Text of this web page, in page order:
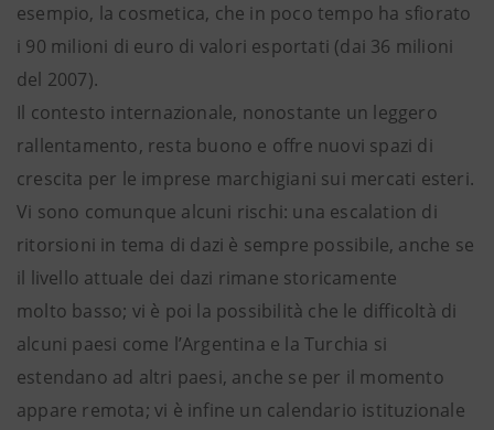
esempio, la cosmetica, che in poco tempo ha sfiorato
i 90 milioni di euro di valori esportati (dai 36 milioni
del 2007).
Il contesto internazionale, nonostante un leggero
rallentamento, resta buono e offre nuovi spazi di
crescita per le imprese marchigiani sui mercati esteri.
Vi sono comunque alcuni rischi: una escalation di
ritorsioni in tema di dazi è sempre possibile, anche se
il livello attuale dei dazi rimane storicamente
molto basso; vi è poi la possibilità che le difficoltà di
alcuni paesi come l’Argentina e la Turchia si
estendano ad altri paesi, anche se per il momento
appare remota; vi è infine un calendario istituzionale